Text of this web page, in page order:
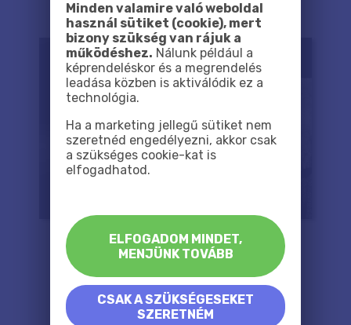
Minden valamire való weboldal
használ sütiket (cookie), mert
bizony szükség van rájuk a
működéshez. Nálunk például a
képrendeléskor és a megrendelés
leadása közben is aktiválódik ez a
technológia.
Ha a marketing jellegű sütiket nem
szeretnéd engedélyezni, akkor csak
a szükséges cookie-kat is
elfogadhatod.
ELFOGADOM MINDET,
MENJÜNK TOVÁBB
CSAK A SZÜKSÉGESEKET
SZERETNÉM